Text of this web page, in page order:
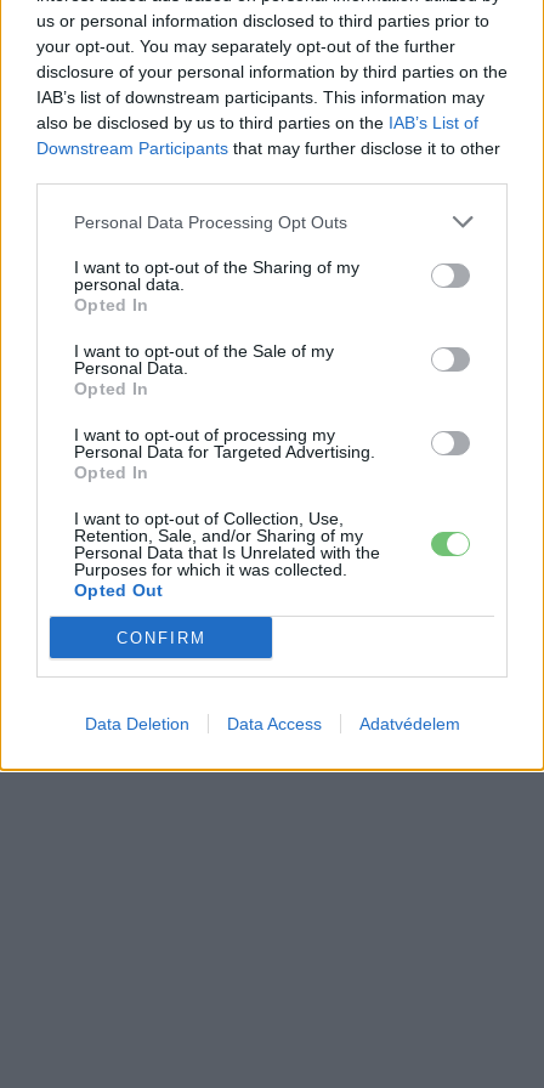
us or personal information disclosed to third parties prior to
your opt-out. You may separately opt-out of the further
disclosure of your personal information by third parties on the
IAB’s list of downstream participants. This information may
also be disclosed by us to third parties on the IAB’s List of
Downstream Participants that may further disclose it to other
Personal Data Processing Opt Outs
I want to opt-out of the Sharing of my
personal data.
Opted In
I want to opt-out of the Sale of my
Personal Data.
Opted In
I want to opt-out of processing my
Personal Data for Targeted Advertising.
Opted In
I want to opt-out of Collection, Use,
Retention, Sale, and/or Sharing of my
Personal Data that Is Unrelated with the
Purposes for which it was collected.
Opted Out
CONFIRM
Data Deletion Data Access Adatvédelem
Elektromos
autó
A Seat elindította az elektromos autók
előszériás gyártását